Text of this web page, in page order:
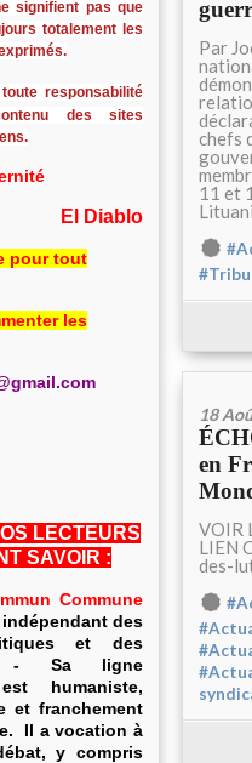
signifient pas que
totalement les
responsabilité
des sites
El Diablo
pour tout
les
LECTEURS
SAVOIR :
Commune
des
et des
- Sa ligne
humaniste,
et franchement
Il a vocation à
y compris
Par
chefs
11 et
18
en
VOIR
LIEN
des-